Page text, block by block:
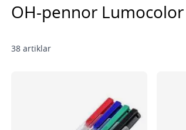
OH-pennor Lumocolor
38 artiklar